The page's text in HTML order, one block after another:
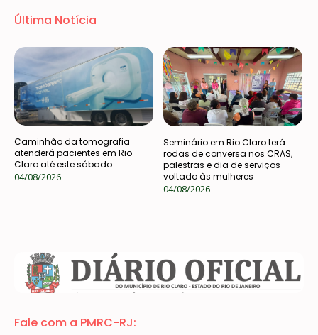
Última Notícia
Caminhão da tomografia
atenderá pacientes em Rio
Claro até este sábado
04/08/2026
Seminário em Rio Claro terá
rodas de conversa nos CRAS,
palestras e dia de serviços
voltado às mulheres
04/08/2026
Fale com a PMRC-RJ: